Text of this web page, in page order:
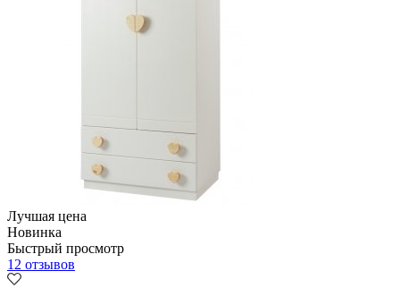
Лучшая цена
Новинка
Быстрый просмотр
12 отзывов